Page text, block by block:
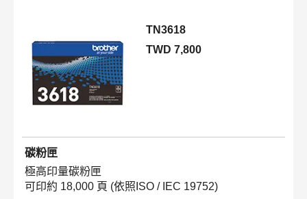
TN3618
TWD 7,800
碳粉匣
極高印量碳粉匣
可印約 18,000 頁 (依照ISO / IEC 19752)